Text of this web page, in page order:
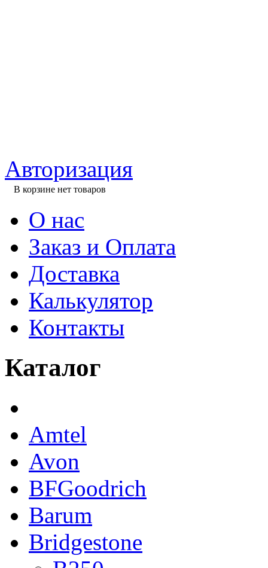
Авторизация
В корзине нет товаров
О нас
Заказ и Оплата
Доставка
Калькулятор
Контакты
Каталог
Amtel
Avon
BFGoodrich
Barum
Bridgestone